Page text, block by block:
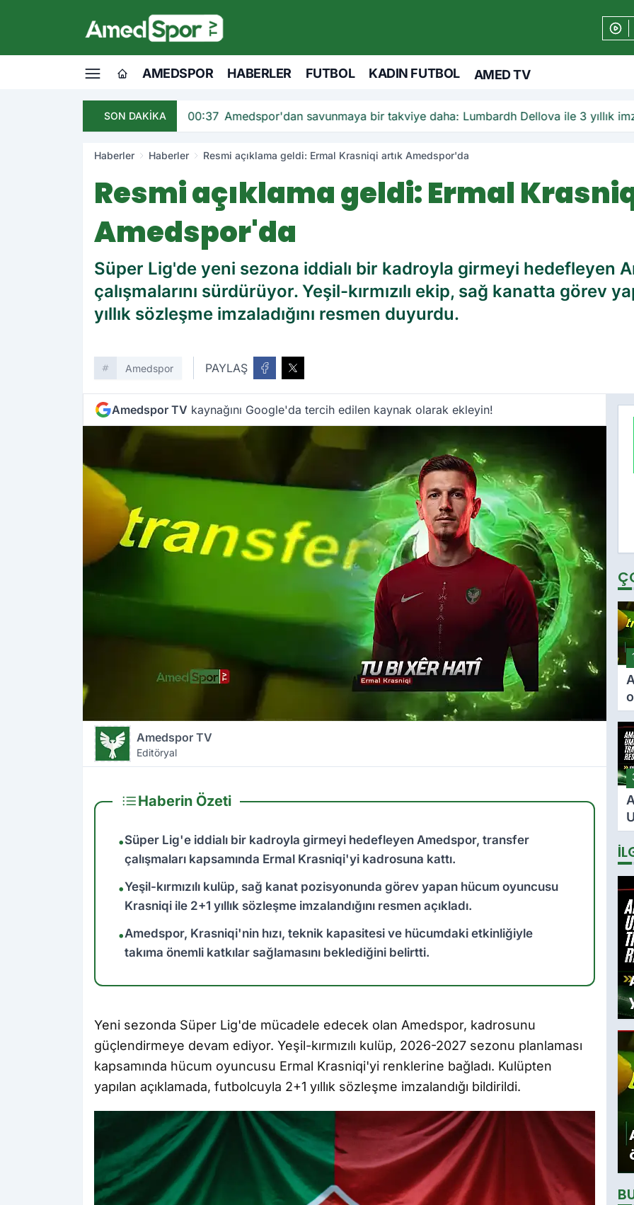
AMEDSPOR HABERLER FUTBOL KADIN FUTBOL AMED TV
SON DAKİKA 00:37 Amedspor'dan savunmaya bir takviye daha: Lumbardh Dellova ile 3 yıllık
Haberler Haberler Resmi açıklama geldi: Ermal Krasniqi artık Amedspor'da
Resmi açıklama geldi: Ermal
Amedspor'da
Süper Lig'de yeni sezona iddialı bir kadroyla girmeyi hedefleyen
çalışmalarını sürdürüyor. Yeşil-kırmızılı ekip, sağ kanatta görev
yıllık sözleşme imzaladığını resmen duyurdu.
Amedspor PAYLAŞ
Amedspor TV kaynağını Google'da tercih edilen kaynak olarak ekleyin!
Amedspor TV
Editöryal
Haberin Özeti
•Süper Lig'e iddialı bir kadroyla girmeyi hedefleyen Amedspor, transfer
çalışmaları kapsamında Ermal Krasniqi'yi kadrosuna kattı.
•Yeşil-kırmızılı kulüp, sağ kanat pozisyonunda görev yapan hücum oyuncusu
Krasniqi ile 2+1 yıllık sözleşme imzalandığını resmen açıkladı.
•Amedspor, Krasniqi'nin hızı, teknik kapasitesi ve hücumdaki etkinliğiyle
takıma önemli katkılar sağlamasını beklediğini belirtti.
Yeni sezonda Süper Lig'de mücadele edecek olan Amedspor, kadrosunu
güçlendirmeye devam ediyor. Yeşil-kırmızılı kulüp, 2026-2027 sezonu planlaması
kapsamında hücum oyuncusu Ermal Krasniqi'yi renklerine bağladı. Kulüpten
yapılan açıklamada, futbolcuyla 2+1 yıllık sözleşme imzalandığı bildirildi.